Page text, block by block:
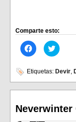
Comparte esto:
Haz
clic
en
Facebook
(Se
abre
ventana
nueva)
Haz
clic
en
Twitter
(Se
abre
nueva)
Etiquetas: Devir,
Neverwinter